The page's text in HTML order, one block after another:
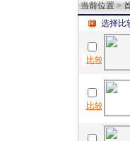
当前位置 >
选择比